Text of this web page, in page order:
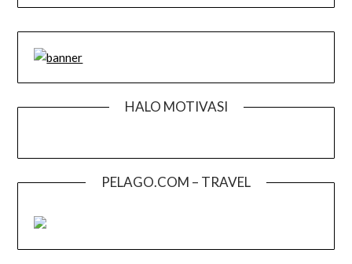
HALO MOTIVASI
PELAGO.COM – TRAVEL